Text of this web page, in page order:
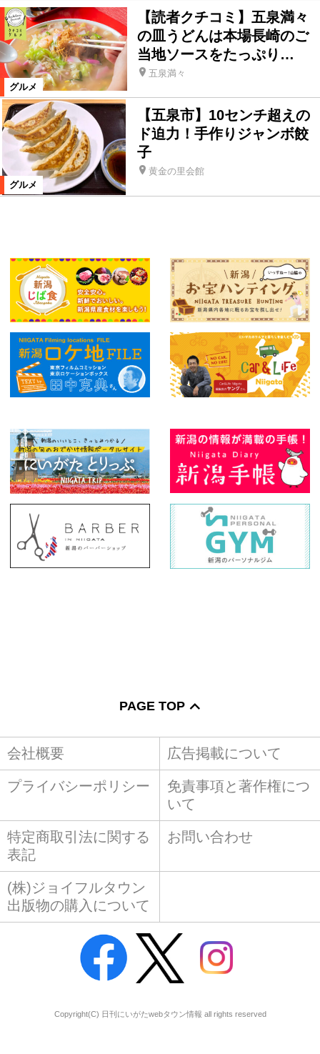
グルメ
【読者クチコミ】五泉満々
の皿うどんは本場長崎のご
当地ソースをたっぷり…
五泉満々
グルメ
【五泉市】10センチ超えの
ド迫力！手作りジャンボ餃
子
黄金の里会館
PAGE TOP
会社概要 広告掲載について
プライバシーポリシー
免責事項と著作権につ
いて
特定商取引法に関する
表記
お問い合わせ
(株)ジョイフルタウン
出版物の購入について
Copyright(C) 日刊にいがたwebタウン情報 all rights reserved